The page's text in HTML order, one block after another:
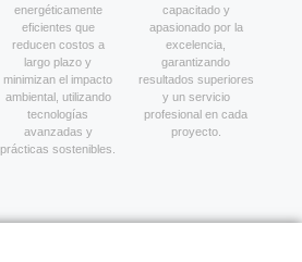
energéticamente
eficientes que
reducen costos a
largo plazo y
minimizan el impacto
ambiental, utilizando
tecnologías
avanzadas y
prácticas sostenibles.
capacitado y
apasionado por la
excelencia,
garantizando
resultados superiores
y un servicio
profesional en cada
proyecto.